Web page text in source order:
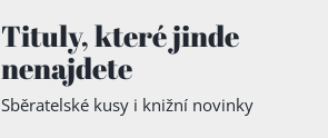
Tituly,které jinde
nenajdete
Sběratelské kusy i knižní novinky